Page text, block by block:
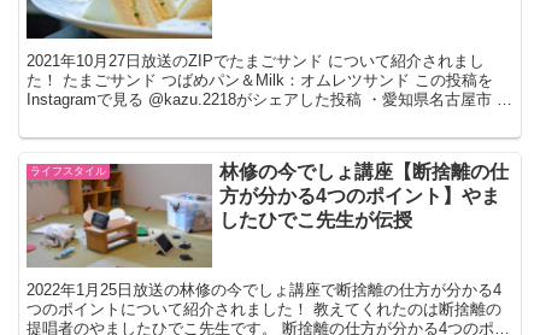
2021年10月27日放送のZIPでたまごサンド について紹介されまし
た！ たまごサンド つばめパン＆Milk：オムレツサンド この投稿を
Instagramで見る @kazu.2218がシェアした投稿 ・愛知県名古屋市 ・
ライフスタイル
林修の今でしょ講座【断捨離の仕
方が分かる4つのポイント】やま
したひでこ先生が伝授
2022年1月25日放送の林修の今でしょ講座で断捨離の仕方が分かる4
つのポイントについて紹介されました！ 教えてくれたのは断捨離の
提唱者のやましたひでこ先生です。 断捨離の仕方が分かる4つのポイ